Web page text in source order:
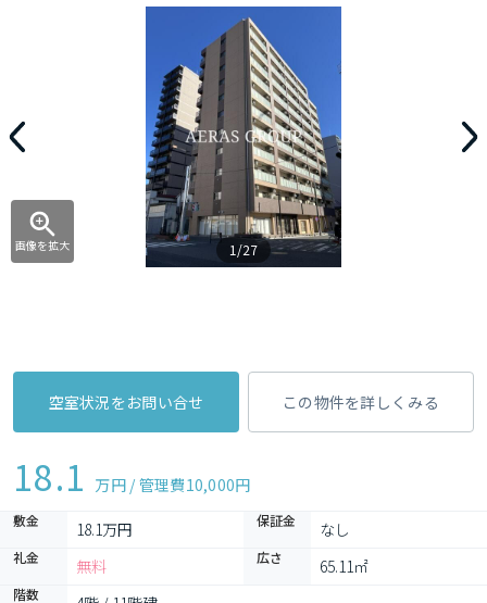
画像を拡大 1/27
空室状況をお問い合せ この物件を詳しくみる
18.1 万円 / 管理費10,000円
敷金 18.1万円 保証金 なし
礼金 無料 広さ 65.11㎡
階数